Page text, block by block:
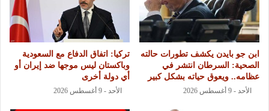
ابن جو بايدن يكشف تطورات حالته
الصحية: السرطان انتشر في
عظامه.. ويعوق حياته بشكل كبير
الأحد - 9 أغسطس 2026
تركيا: اتفاق الدفاع مع السعودية
وباكستان ليس موجها ضد إيران أو
أي دولة أخرى
الأحد - 9 أغسطس 2026